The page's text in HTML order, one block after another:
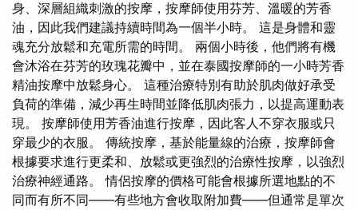
身、深層組織刺激的按摩，按摩師使用芬芳、溫暖的芳香
油，因此我們建議持續時間為一個半小時​​。 這是身體和靈
魂充分放鬆和充電所需的時間。 兩個小時後，他們將有機
會沐浴在芬芳的玫瑰花瓣中，並在泰國按摩師的一小時芳香
精油按摩中放鬆身心。 這種治療特別有助於肌肉做好承受
負荷的準備，減少再生時間並降低肌肉張力，以提高運動表
現。 按摩師使用芳香油進行按摩，因此客人不穿衣服或只
穿最少的衣服。 傳統按摩，基於能量線的治療，按摩師會
根據要求進行更柔和、放鬆或更強烈的治療性按摩，以強烈
治療神經通路。 情侶按摩的價格可能會根據所選地點的不
同而有所不同——有些地方會收取附加費——但通常是單次